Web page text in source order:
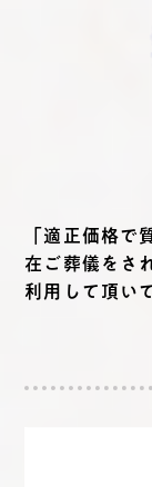
「適正価格で
在ご葬儀をさ
利用して頂い